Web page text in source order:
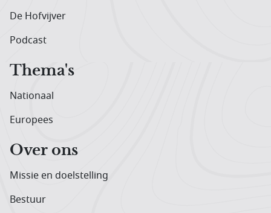
De Hofvijver
Podcast
Thema's
Nationaal
Europees
Over ons
Missie en doelstelling
Bestuur